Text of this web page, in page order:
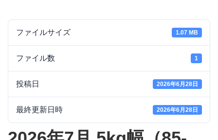
ファイルサイズ 1.07 MB
ファイル数 1
投稿日 2026年6月28日
最終更新日時 2026年6月28日